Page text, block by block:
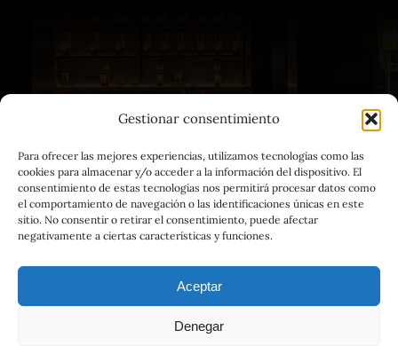
Gestionar consentimiento
Para ofrecer las mejores experiencias, utilizamos tecnologías como las
cookies para almacenar y/o acceder a la información del dispositivo. El
consentimiento de estas tecnologías nos permitirá procesar datos como
el comportamiento de navegación o las identificaciones únicas en este
sitio. No consentir o retirar el consentimiento, puede afectar
negativamente a ciertas características y funciones.
Aceptar
Denegar
| VINOTECA | CERVECERÍA |
GASTRONOMÍA